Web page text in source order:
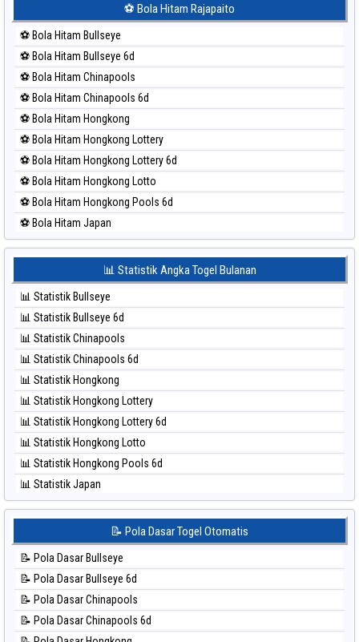
⚽ Bola Merah Kuda Lari
⚽ Bola Merah Magnum Cambodia
⚽ Bola Merah Nagoya
⚽ Bola Merah North Carolina Day
⚽ Bola Merah Pcso
⚽ Bola Merah Sao Paulo
⚽ Bola Merah Singapore
⚽ Bola Merah Sydney
⚽ Bola Merah Sydney Lottery
⚽ Bola Merah Sydney Lottery 6d
⚽ Bola Merah Sydney Lotto
⚽ Bola Merah Sydney Pools 6d
⚽ Bola Merah Taipei
⚽ Bola Merah Taiwan
⚽ Bola Hitam Rajapaito
⚽ Bola Hitam Bullseye
⚽ Bola Hitam Bullseye 6d
⚽ Bola Hitam Chinapools
⚽ Bola Hitam Chinapools 6d
⚽ Bola Hitam Hongkong
⚽ Bola Hitam Hongkong Lottery
⚽ Bola Hitam Hongkong Lottery 6d
⚽ Bola Hitam Hongkong Lotto
⚽ Bola Hitam Hongkong Pools 6d
⚽ Bola Hitam Japan
⚽ Bola Hitam Japan 6d
⚽ Bola Hitam Korea
⚽ Bola Hitam Kuda Lari
⚽ Bola Hitam Magnum Cambodia
⚽ Bola Hitam Nagoya
⚽ Bola Hitam North Carolina Day
⚽ Bola Hitam Pcso
⚽ Bola Hitam Sao Paulo
⚽ Bola Hitam Singapore
⚽ Bola Hitam Sydney
⚽ Bola Hitam Sydney Lottery
⚽ Bola Hitam Sydney Lottery 6d
⚽ Bola Hitam Sydney Lotto
⚽ Bola Hitam Sydney Pools 6d
⚽ Bola Hitam Taiwan
📊 Statistik Angka Togel Bulanan
📊 Statistik Bullseye
📊 Statistik Bullseye 6d
📊 Statistik Chinapools
📊 Statistik Chinapools 6d
📊 Statistik Hongkong
📊 Statistik Hongkong Lottery
📊 Statistik Hongkong Lottery 6d
📊 Statistik Hongkong Lotto
📊 Statistik Hongkong Pools 6d
📊 Statistik Japan
📊 Statistik Japan 6d
📊 Statistik Kuda Lari
📊 Statistik Magnum Cambodia
📊 Statistik Nagoya
📊 Statistik New York Midday
📊 Statistik North Carolina Day
📝 Pola Dasar Togel Otomatis
📝 Pola Dasar Bullseye
📝 Pola Dasar Bullseye 6d
📝 Pola Dasar Chinapools
📝 Pola Dasar Chinapools 6d